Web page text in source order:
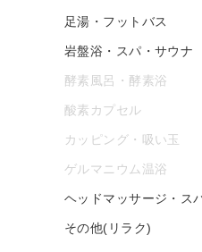
足湯・フットバス
岩盤浴・スパ・サウナ
酵素風呂・酵素浴
酸素カプセル
カッピング・吸い玉
ゲルマニウム温浴
ヘッドマッサージ・ス
その他(リラク)